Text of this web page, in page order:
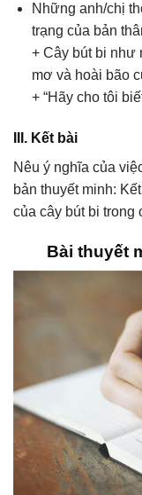
Những anh/chị
trạng của bản
+ Cây bút bi
mơ và hoài bão
+ “Hãy cho tôi
III. Kết bài
Nêu ý nghĩa của
bản thuyết minh:
của cây bút bi trong
Bài thuyết